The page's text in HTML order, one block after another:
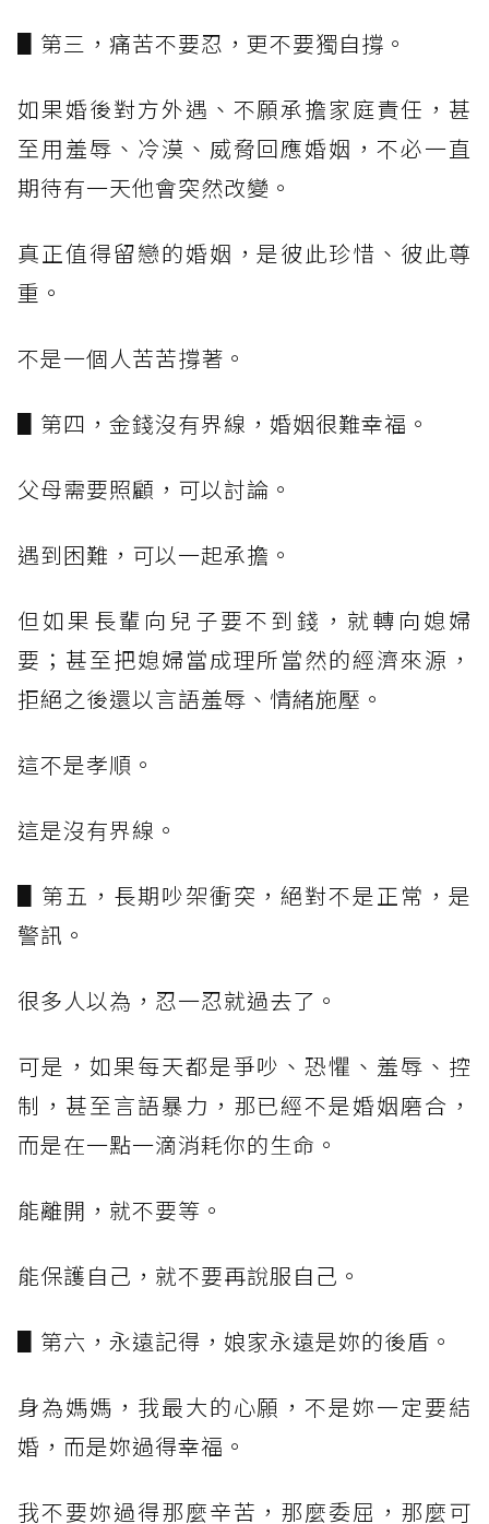
▋第三，痛苦不要忍，更不要獨自撐。
如果婚後對方外遇、不願承擔家庭責任，甚
至用羞辱、冷漠、威脅回應婚姻，不必一直
期待有一天他會突然改變。
真正值得留戀的婚姻，是彼此珍惜、彼此尊
重。
不是一個人苦苦撐著。
▋第四，金錢沒有界線，婚姻很難幸福。
父母需要照顧，可以討論。
遇到困難，可以一起承擔。
但如果長輩向兒子要不到錢，就轉向媳婦
要；甚至把媳婦當成理所當然的經濟來源，
拒絕之後還以言語羞辱、情緒施壓。
這不是孝順。
這是沒有界線。
▋第五，長期吵架衝突，絕對不是正常，是
警訊。
很多人以為，忍一忍就過去了。
可是，如果每天都是爭吵、恐懼、羞辱、控
制，甚至言語暴力，那已經不是婚姻磨合，
而是在一點一滴消耗你的生命。
能離開，就不要等。
能保護自己，就不要再說服自己。
▋第六，永遠記得，娘家永遠是妳的後盾。
身為媽媽，我最大的心願，不是妳一定要結
婚，而是妳過得幸福。
我不要妳過得那麼辛苦，那麼委屈，那麼可